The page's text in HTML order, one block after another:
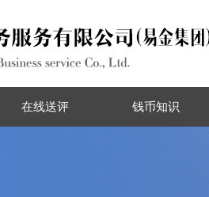
在线送评 钱币知识